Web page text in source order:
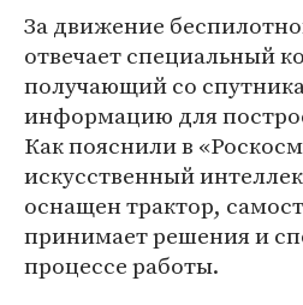
За движение
отвечает специальный
получающий со
информацию для
Как пояснили в
искусственный
оснащен трактор,
принимает решения и
процессе работы.